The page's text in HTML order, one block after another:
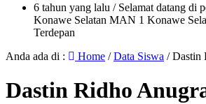
6 tahun yang lalu / Selamat datang di
Konawe Selatan MAN 1 Konawe
Terdepan
Anda ada di :
Home /Data Siswa /Dastin
Dastin Ridho